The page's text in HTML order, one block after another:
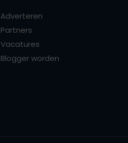
Adverteren
Partners
Vacatures
Blogger worden